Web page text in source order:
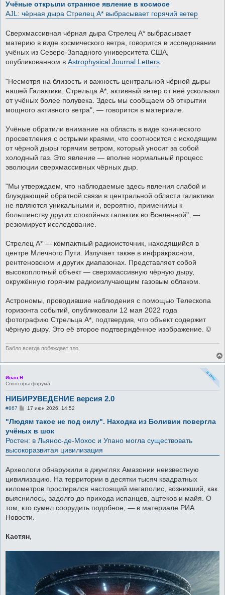
о
б
щ
е
и
Учёные открыли странное явление в космосе
AJL: чёрная дыра Стрелец А* выбрасывает горячий ветер
Сверхмассивная чёрная дыра Стрелец А* выбрасывает
материю в виде космического ветра, говорится в исследовании
учёных из Северо-Западного университета США,
опубликованном в Astrophysical Journal Letters
"Несмотря на близость и важность центральной чёрной дыры
нашей Галактики, Стрельца А*, активный ветер от неё ускользал
от учёных более полувека. Здесь мы сообщаем об открытии
мощного активного ветра", — говорится в материале.
Учёные обратили внимание на область в виде конического
просветления с острыми краями, что соотносится с исходящим
от чёрной дыры горячим ветром, который уносит за собой
холодный газ. Это явление — вполне нормальный процесс
эволюции сверхмассивных чёрных дыр.
"Мы утверждаем, что наблюдаемые здесь явления слабой и
блуждающей обратной связи в центральной области галактики
не являются уникальными и, вероятно, применимы к
большинству других спокойных галактик во Вселенной", —
резюмирует исследование.
Стрелец А* — компактный радиоисточник, находящийся в
центре Млечного Пути. Излучает также в инфракрасном,
рентгеновском и других диапазонах. Представляет собой
высокоплотный объект — сверхмассивную чёрную дыру,
окружённую горячим радиоизлучающим газовым облаком.
Астрономы, проводившие наблюдения с помощью Телескопа
горизонта событий, опубликовали 12 мая 2022 года
фотографию Стрельца А*, подтвердив, что объект содержит
чёрную дыру. Это её второе подтверждённое изображение. ©
Бабло всегда побеждает зло.
Иван Н
Спонсоры форума
НИБИРУВЕДЕНИЕ версия 2.0
#867
С
о
б
щ
н
и
е
17 июн 2026, 14:52
"Людям такое не под силу". Находка из Боливии повергла
учёных в шок
Ростен: в Льянос-де-Мохос и Упано могла существовать
высокоразвитая цивилизация
Археологи обнаружили в джунглях Амазонии неизвестную
цивилизацию. На территории в десятки тысяч квадратных
километров простирался настоящий мегаполис, возникший, как
выяснилось, задолго до прихода испанцев, ацтеков и майя. О
том, кто сумел соорудить подобное, — в материале РИА
Новости.
Кастян,